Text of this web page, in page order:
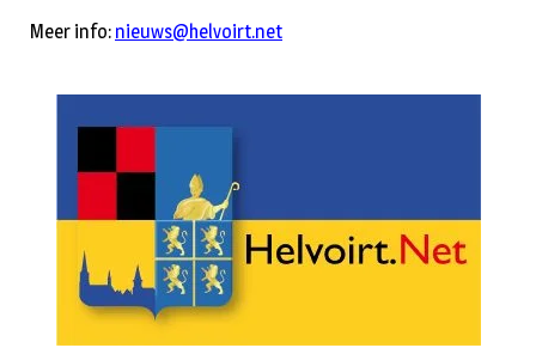
Meer info: nieuws@helvoirt.net